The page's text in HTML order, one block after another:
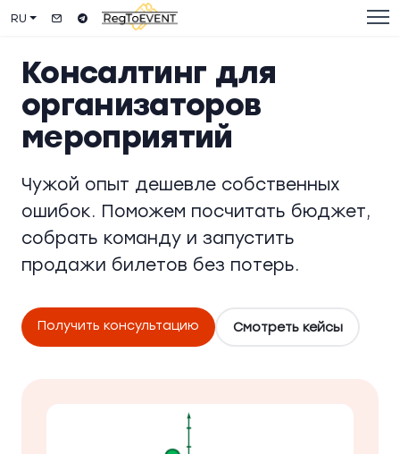
RU
Консалтинг для
организаторов
мероприятий
Чужой опыт дешевле собственных
ошибок. Поможем посчитать бюджет,
собрать команду и запустить
продажи билетов без потерь.
Получить консультацию Смотреть кейсы